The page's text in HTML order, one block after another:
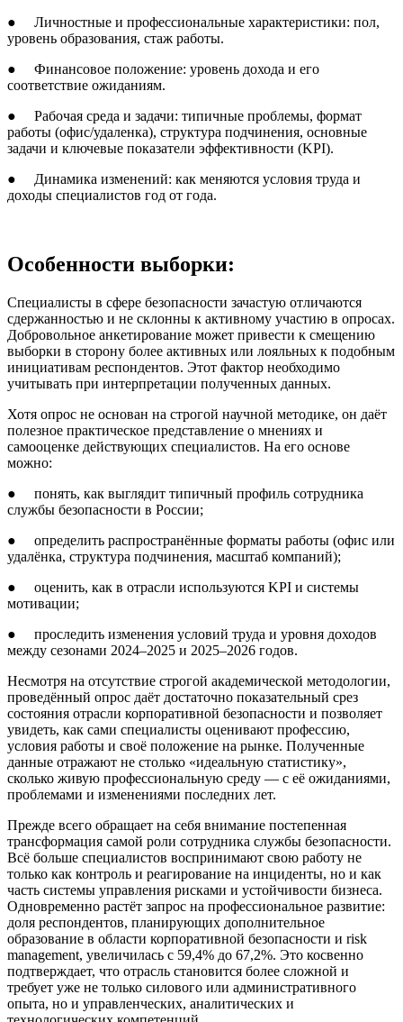
● Личностные и профессиональные характеристики: пол,
уровень образования, стаж работы.
● Финансовое положение: уровень дохода и его
соответствие ожиданиям.
● Рабочая среда и задачи: типичные проблемы, формат
работы (офис/удаленка), структура подчинения, основные
задачи и ключевые показатели эффективности (KPI).
● Динамика изменений: как меняются условия труда и
доходы специалистов год от года.
Особенности выборки:
Специалисты в сфере безопасности зачастую отличаются
сдержанностью и не склонны к активному участию в опросах.
Добровольное анкетирование может привести к смещению
выборки в сторону более активных или лояльных к подобным
инициативам респондентов. Этот фактор необходимо
учитывать при интерпретации полученных данных.
Хотя опрос не основан на строгой научной методике, он даёт
полезное практическое представление о мнениях и
самооценке действующих специалистов. На его основе
можно:
● понять, как выглядит типичный профиль сотрудника
службы безопасности в России;
● определить распространённые форматы работы (офис или
удалёнка, структура подчинения, масштаб компаний);
● оценить, как в отрасли используются KPI и системы
мотивации;
● проследить изменения условий труда и уровня доходов
между сезонами 2024–2025 и 2025–2026 годов.
Несмотря на отсутствие строгой академической методологии,
проведённый опрос даёт достаточно показательный срез
состояния отрасли корпоративной безопасности и позволяет
увидеть, как сами специалисты оценивают профессию,
условия работы и своё положение на рынке. Полученные
данные отражают не столько «идеальную статистику»,
сколько живую профессиональную среду — с её ожиданиями,
проблемами и изменениями последних лет.
Прежде всего обращает на себя внимание постепенная
трансформация самой роли сотрудника службы безопасности.
Всё больше специалистов воспринимают свою работу не
только как контроль и реагирование на инциденты, но и как
часть системы управления рисками и устойчивости бизнеса.
Одновременно растёт запрос на профессиональное развитие:
доля респондентов, планирующих дополнительное
образование в области корпоративной безопасности и risk
management, увеличилась с 59,4% до 67,2%. Это косвенно
подтверждает, что отрасль становится более сложной и
требует уже не только силового или административного
опыта, но и управленческих, аналитических и